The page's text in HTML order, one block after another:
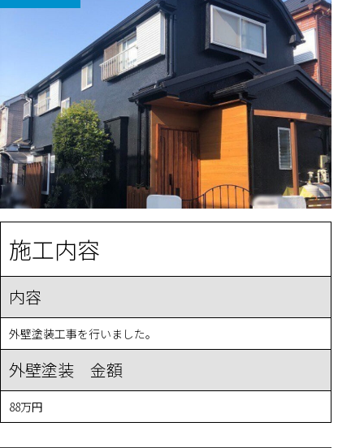
施工内容
内容
外壁塗装工事を行いました。
外壁塗装 金額
88万円